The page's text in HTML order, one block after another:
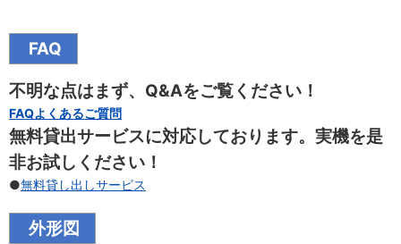
FAQ
不明な点はまず、Q&Aをご覧ください！
FAQよくあるご質問
無料貸出サービスに対応しております。実機を是
非お試しください！
●無料貸し出しサービス
外形図